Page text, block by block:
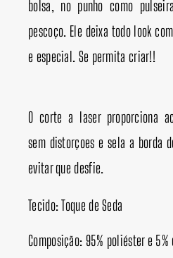
bolsa, no punho como
pescoço. Ele deixa todo look
e especial. Se permita criar!!
O corte a laser proporciona
sem distorçoes e sela a borda
evitar que desfie.
Tecido: Toque de Seda
Composição: 95% poliéster e